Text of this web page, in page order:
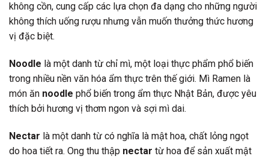
không cồn, cung cấp các lựa chọn đa dạng cho những người
không thích uống rượu nhưng vẫn muốn thưởng thức hương
vị đặc biệt.
Noodle là một danh từ chỉ mì, một loại thực phẩm phổ biến
trong nhiều nền văn hóa ẩm thực trên thế giới. Mì Ramen là
món ăn noodle phổ biến trong ẩm thực Nhật Bản, được yêu
thích bởi hương vị thơm ngon và sợi mì dai.
Nectar là một danh từ có nghĩa là mật hoa, chất lỏng ngọt
do hoa tiết ra. Ong thu thập nectar từ hoa để sản xuất mật